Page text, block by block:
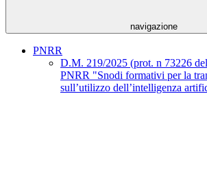
navigazione
PNRR
D.M. 219/2025 (prot. n 73226
PNRR "Snodi formativi per la
sull’utilizzo dell’intelligenza